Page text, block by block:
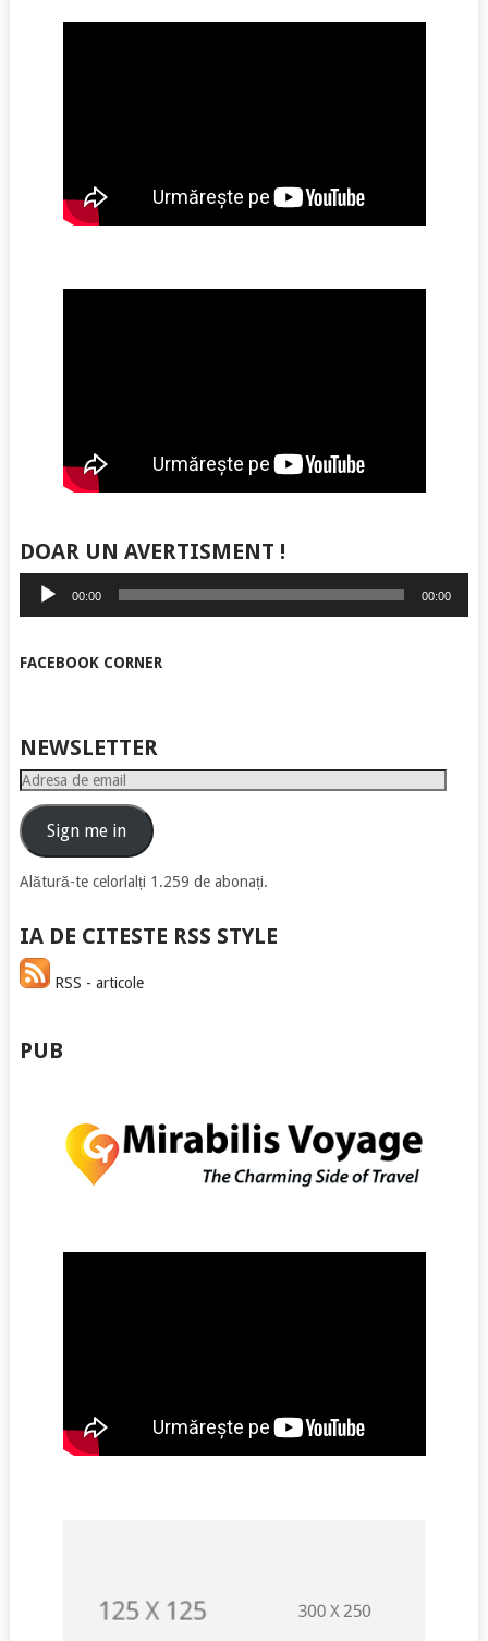
DOAR UN AVERTISMENT !
Player
audio
00:00 00:00
FACEBOOK CORNER
NEWSLETTER
Adresa
emailSign me in
Alătură-te celorlalți 1.259 de abonați.
IA DE CITESTE RSS STYLE
RSS - articole
PUB